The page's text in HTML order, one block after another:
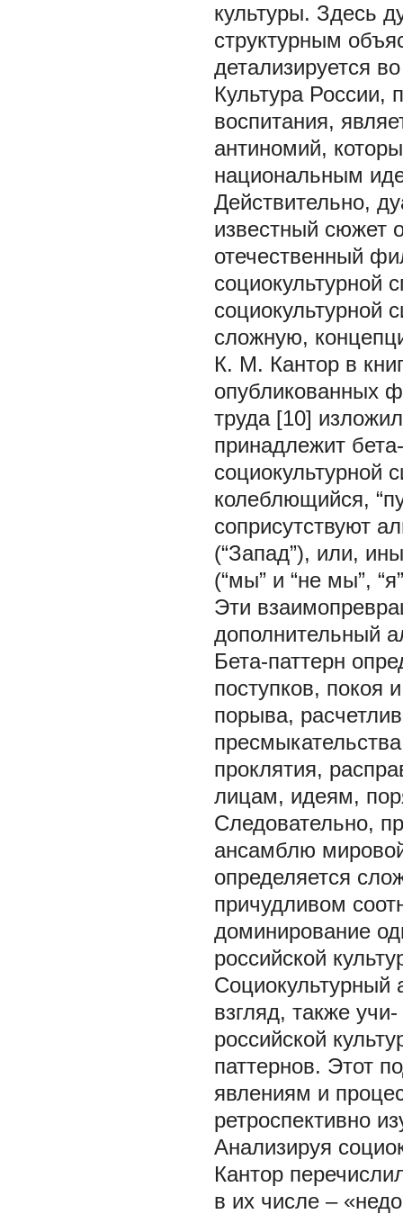
культуры. Здесь
структурным
детализируется
Культура России,
воспитания,
антиномий,
национальным
Действительно,
известный сюжет
отечественный
социокультурной
социокультурной
сложную,
К. М. Кантор в
опубликованных
труда [10]
принадлежит
социокультурной
колеблющийся,
соприсутствуют
(“Запад”), или,
(“мы” и “не мы”,
Эти
дополнительный
Бета-паттерн
поступков, покоя
порыва,
проклятия,
лицам, идеям,
Следовательно,
ансамблю
определяется
причудливом
доминирование
российской
Социокультурный
взгляд, также
российской
паттернов. Этот
явлениям и
ретроспективно
Анализируя
Кантор
в их числе –